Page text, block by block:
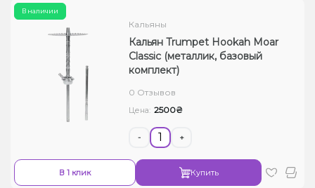
В наличии
Кальяны
Кальян Trumpet Hookah Moar
Classic (металлик, базовый
комплект)
0 Отзывов
Цена: 2500₴
- +
В 1 клик Купить